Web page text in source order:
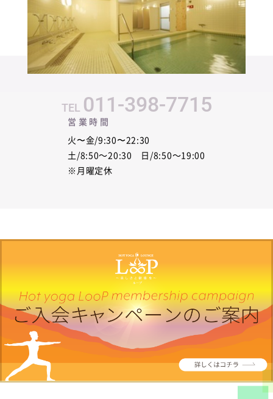
011-398-7715
営業時間
火〜金/9:30〜22:30
土/8:50～20:30 日/8:50～19:00
※月曜定休